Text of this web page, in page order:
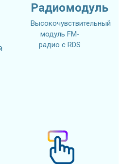
Радиомодуль
Высокочувствительный
модуль FM-
радио с RDS